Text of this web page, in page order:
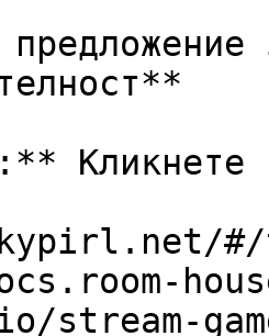
Кликнете
#/
stream-